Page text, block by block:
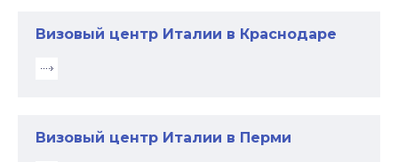
Визовый центр Италии в Краснодаре
Визовый центр Италии в Перми